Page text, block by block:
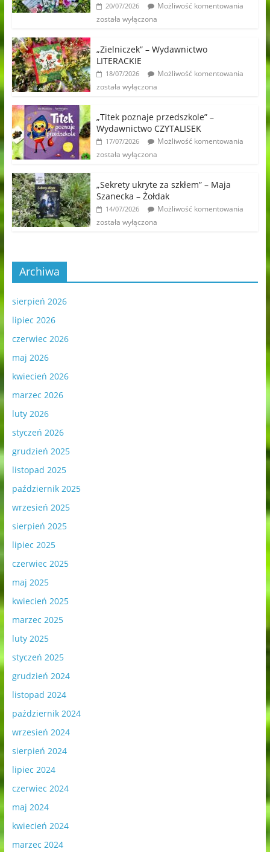
20/07/2026
Możliwość komentowania
została wyłączona
„Zielniczek” – Wydawnictwo
LITERACKIE
18/07/2026
Możliwość komentowania
została wyłączona
„Titek poznaje przedszkole” –
Wydawnictwo CZYTALISEK
17/07/2026
Możliwość komentowania
została wyłączona
„Sekrety ukryte za szkłem” – Maja
Szanecka – Żołdak
14/07/2026
Możliwość komentowania
została wyłączona
Archiwa
sierpień 2026
lipiec 2026
czerwiec 2026
maj 2026
kwiecień 2026
marzec 2026
luty 2026
styczeń 2026
grudzień 2025
listopad 2025
październik 2025
wrzesień 2025
sierpień 2025
lipiec 2025
czerwiec 2025
maj 2025
kwiecień 2025
marzec 2025
luty 2025
styczeń 2025
grudzień 2024
listopad 2024
październik 2024
wrzesień 2024
sierpień 2024
lipiec 2024
czerwiec 2024
maj 2024
kwiecień 2024
marzec 2024